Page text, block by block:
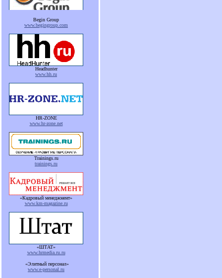
Begin Group
www.begingroup.com
Headhunter
www.hh.ru
HR-ZONE
www.hr-zone.net
Trainings.ru
trainings.ru
«Кадровый менеджмент»
www.km-magazine.ru
«ШТАТ»
www.hrmedia.ru.ru
«Элитный персонал»
www.e-personal.ru